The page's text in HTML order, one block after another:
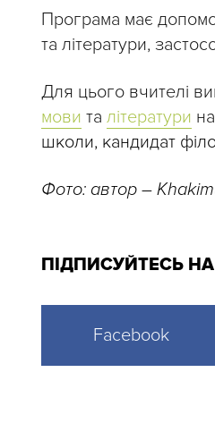
Програма має
та літератури,
Для цього вчителі
мови та літератури
школи, кандидат
Фото: автор –
ПІДПИСУЙТЕСЬ
Facebook